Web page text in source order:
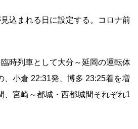
込まれる日に設定する。コロナ前
時列車として大分～延岡の運転体
小倉 22:31発、博多 23:25着を増
宮崎～都城・西都城間それぞれ1